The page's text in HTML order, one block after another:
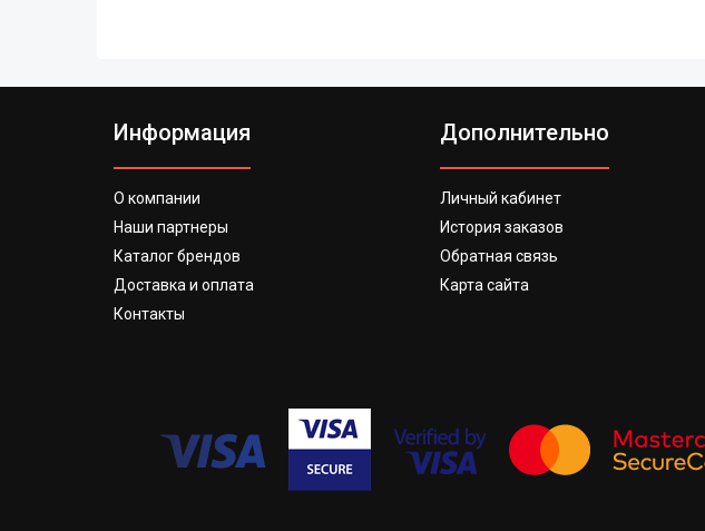
Информация
О компании
Наши партнеры
Каталог брендов
Доставка и оплата
Контакты
Дополнительно
Личный кабинет
История заказов
Обратная связь
Карта сайта